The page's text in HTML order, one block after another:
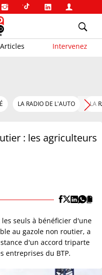
Articles Intervenez
LA RADIO DE L'AUTO LA
: les agriculteurs
seuls à bénéficier d'une
au gazole non routier, a
d'un accord triparte
entreprises du BTP.